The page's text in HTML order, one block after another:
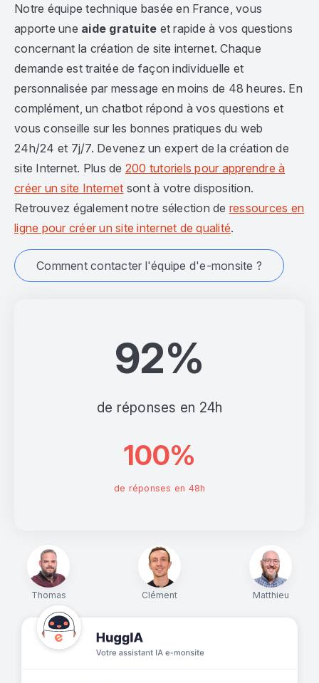
Thomas Clément Matthieu
92%
de réponses en 24h
100%
de réponses en 48h
Notre équipe technique basée en France, vous
apporte une aide gratuite et rapide à vos questions
concernant la création de site internet. Chaque
demande est traitée de façon individuelle et
personnalisée par message en moins de 48 heures. En
complément, un chatbot répond à vos questions et
vous conseille sur les bonnes pratiques du web
24h/24 et 7j/7. Devenez un expert de la création de
site Internet. Plus de 200 tutoriels pour apprendre à
créer un site Internet sont à votre disposition.
Retrouvez également notre sélection de ressources en
ligne pour créer un site internet de qualité.
Comment contacter l'équipe d'e-monsite ?